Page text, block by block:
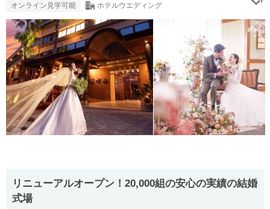
オンライン見学可能 ホテルウエディング
リニューアルオープン！20,000組の安心の実績の結婚
式場